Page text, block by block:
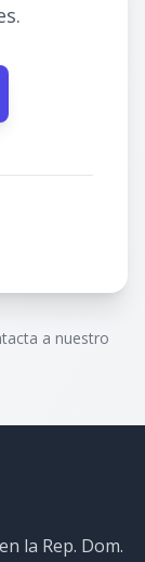
a nuestro
la Rep. Dom.